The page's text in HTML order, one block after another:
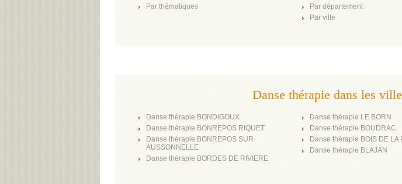
Par thématiques
Par département
Par ville
Danse thérapie dans les
Danse thérapie BONDIGOUX
Danse thérapie BONREPOS RIQUET
Danse thérapie BONREPOS SUR
AUSSONNELLE
Danse thérapie BORDES DE RIVIERE
Danse thérapie LE BORN
Danse thérapie BOUDRAC
Danse thérapie BOIS DE LA
Danse thérapie BLAJAN